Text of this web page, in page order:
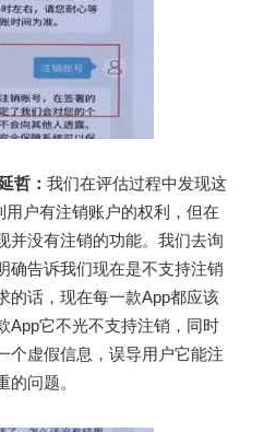
哲： 我们在评估过程中发现这
户有注销账户的权利，但在
并没有注销的功能。我们去询
确告诉我们现在是不支持注销
的话，现在每一款App都应该
App它不光不支持注销，同时
个虚假信息，误导用户它能注
问题。